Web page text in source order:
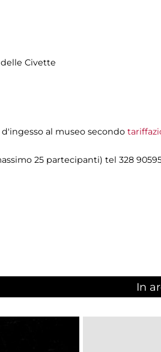
delle Civette
al museo secondo
25 partecipanti) tel 328
In